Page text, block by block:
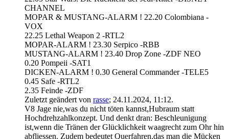
CHANNEL
MOPAR & MUSTANG-ALARM ! 22.20 Colombiana -
VOX
22.25 Lethal Weapon 2 -RTL2
MOPAR-ALARM ! 23.30 Serpico -RBB
MUSTANG-ALARM ! 23.40 Drop Zone -ZDF NEO
0.20 Pompeii -SAT1
DICKEN-ALARM ! 0.30 General Commander -TELE5
0.45 Safe -RTL2
2.35 Feinde -ZDF
Zuletzt geändert von rasse; 24.11.2024, 11:12.
V8 Jage nie,was du nicht töten kannst,Hubraum statt
Hochdrehzahlkonzept. Und denkt dran: Beschleunigung
ist,wenn die Tränen der Glücklichkeit waagrecht zum Ohr hin
abfliessen. Zudem bedeutet Querfahren,das man die Mücken